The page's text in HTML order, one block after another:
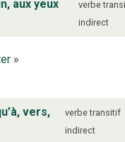
aux yeux
verbe
indirect
»
vers,
verbe transitif
indirect